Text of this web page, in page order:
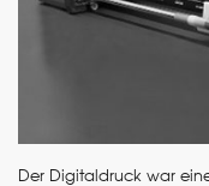
Der Digitaldruck war